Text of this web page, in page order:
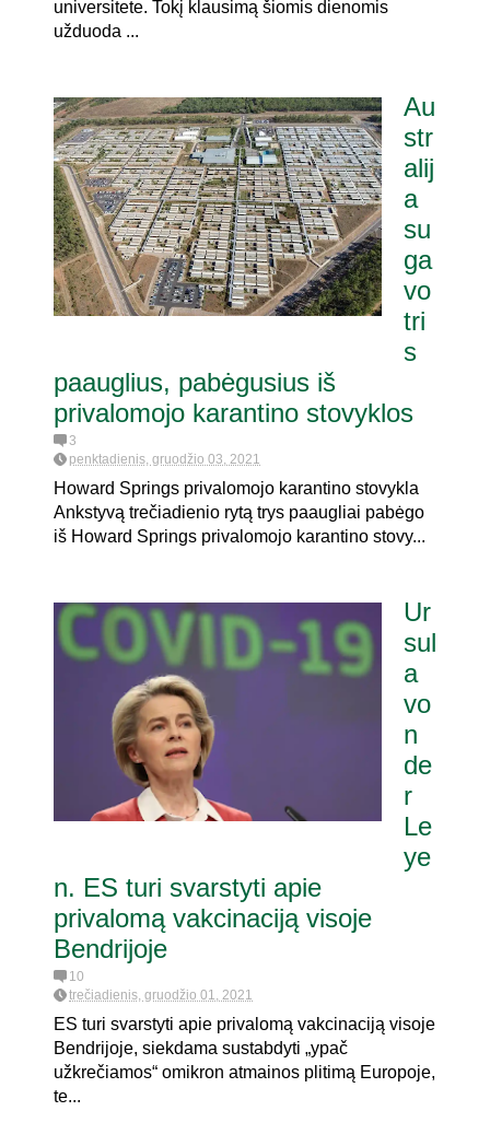
universitete. Tokį klausimą šiomis dienomis
užduoda ...
Au
str
alij
a
su
ga
vo
tri
s
paauglius, pabėgusius iš
privalomojo karantino stovyklos
3
penktadienis, gruodžio 03, 2021
Howard Springs privalomojo karantino stovykla
Ankstyvą trečiadienio rytą trys paaugliai pabėgo
iš Howard Springs privalomojo karantino stovy...
Ur
sul
a
vo
n
de
r
Le
ye
n. ES turi svarstyti apie
privalomą vakcinaciją visoje
Bendrijoje
10
trečiadienis, gruodžio 01, 2021
ES turi svarstyti apie privalomą vakcinaciją visoje
Bendrijoje, siekdama sustabdyti „ypač
užkrečiamos“ omikron atmainos plitimą Europoje,
te...